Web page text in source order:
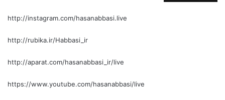
http://instagram.com/hasanabbasi.live
http://rubika.ir/Habbasi_ir
http://aparat.com/hasanabbasi_ir/live
https://www.youtube.com/hasanabbasi/live